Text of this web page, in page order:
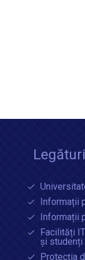
Informații
Informații
Facilități
și studenți
Protecția